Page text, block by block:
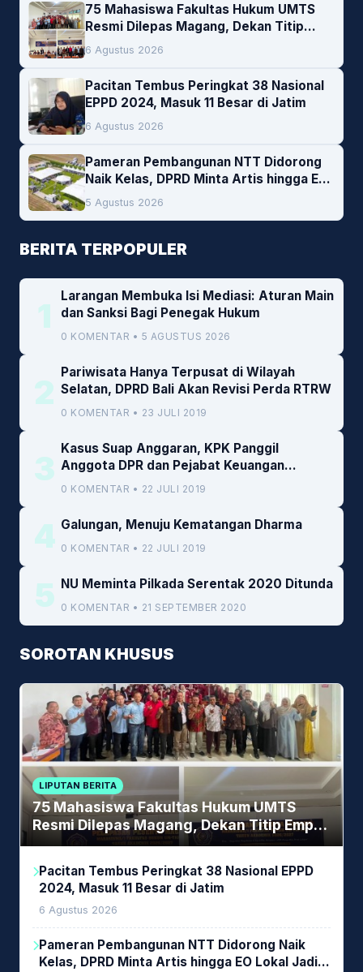
75 Mahasiswa Fakultas Hukum UMTS
Resmi Dilepas Magang, Dekan Titip
Empat Pesan Penting
6 Agustus 2026
Pacitan Tembus Peringkat 38 Nasional
EPPD 2024, Masuk 11 Besar di Jatim
6 Agustus 2026
Pameran Pembangunan NTT Didorong
Naik Kelas, DPRD Minta Artis hingga EO
Lokal Jadi Prioritas
5 Agustus 2026
BERITA TERPOPULER
1
Larangan Membuka Isi Mediasi: Aturan Main
dan Sanksi Bagi Penegak Hukum
0 KOMENTAR • 5 AGUSTUS 2026
2
Pariwisata Hanya Terpusat di Wilayah
Selatan, DPRD Bali Akan Revisi Perda RTRW
0 KOMENTAR • 23 JULI 2019
3
Kasus Suap Anggaran, KPK Panggil
Anggota DPR dan Pejabat Keuangan
Kemenkeu
0 KOMENTAR • 22 JULI 2019
4 Galungan, Menuju Kematangan Dharma
0 KOMENTAR • 22 JULI 2019
5 NU Meminta Pilkada Serentak 2020 Ditunda
0 KOMENTAR • 21 SEPTEMBER 2020
SOROTAN KHUSUS
LIPUTAN BERITA
75 Mahasiswa Fakultas Hukum UMTS
Resmi Dilepas Magang, Dekan Titip Empat
Pesan Penting
Pacitan Tembus Peringkat 38 Nasional EPPD
2024, Masuk 11 Besar di Jatim
6 Agustus 2026
Pameran Pembangunan NTT Didorong Naik
Kelas, DPRD Minta Artis hingga EO Lokal Jadi